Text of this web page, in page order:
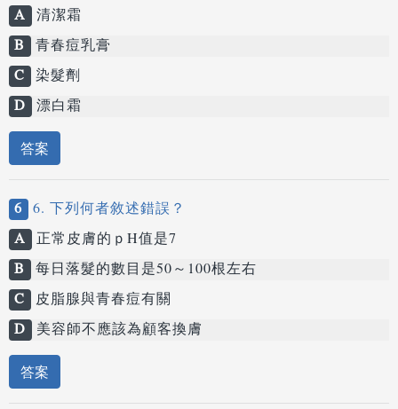
A 清潔霜
B 青春痘乳膏
C 染髮劑
D 漂白霜
答案
6 6. 下列何者敘述錯誤？
A 正常皮膚的ｐH值是7
B 每日落髮的數目是50～100根左右
C 皮脂腺與青春痘有關
D 美容師不應該為顧客換膚
答案